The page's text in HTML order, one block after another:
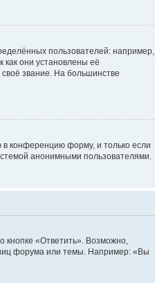
пользователей: например,
они установлены её
звание. На большинстве
в конференцию форму, и только если
анонимными пользователями.
«Ответить». Возможно,
форума или темы. Например: «Вы